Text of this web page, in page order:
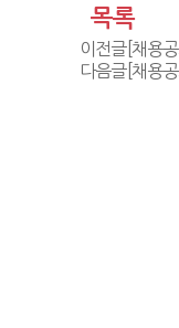
목록
이전글[채용
다음글[채용